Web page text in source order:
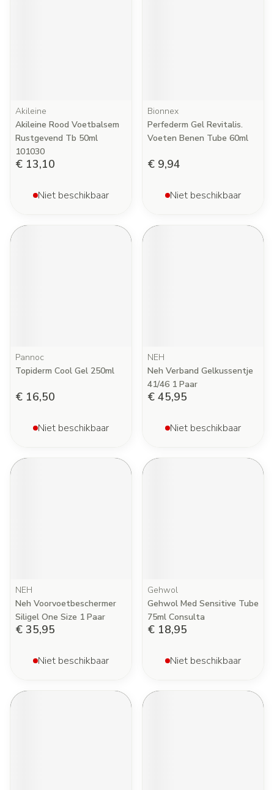
Akileine
Akileine Rood Voetbalsem
Rustgevend Tb 50ml
101030
€ 13,10
Niet beschikbaar
Bionnex
Perfederm Gel Revitalis.
Voeten Benen Tube 60ml
€ 9,94
Niet beschikbaar
Pannoc
Topiderm Cool Gel 250ml
€ 16,50
Niet beschikbaar
NEH
Neh Verband Gelkussentje
41/46 1 Paar
€ 45,95
Niet beschikbaar
NEH
Neh Voorvoetbeschermer
Siligel One Size 1 Paar
€ 35,95
Niet beschikbaar
Gehwol
Gehwol Med Sensitive Tube
75ml Consulta
€ 18,95
Niet beschikbaar